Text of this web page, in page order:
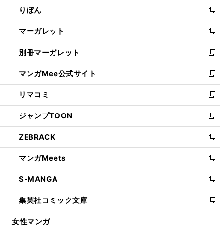
く
で
開
く
ド
ウ
で
開
く
ィ
ン
ド
ウ
で
開
く
りぼん
新
し
い
ウ
ィ
ン
ド
ウ
で
開
く
マーガレット
新
し
い
ウ
ィ
ン
ド
ウ
で
開
く
別冊マーガレット
新
し
い
ウ
ィ
ン
ド
ウ
で
開
く
マンガMee公式サイト
新
し
い
ウ
ィ
ン
ド
ウ
で
開
く
リマコミ
新
し
い
ウ
ィ
ン
ド
ウ
で
開
く
ジャンプTOON
新
し
い
ウ
ィ
ン
ド
ウ
で
開
ZEBRACK
新
し
い
ウ
ィ
ン
ド
ウ
マンガMeets
新
し
い
ウ
ィ
ン
S-MANGA
新
し
い
ウ
集英社コミック文庫
新
し
女性マンガ